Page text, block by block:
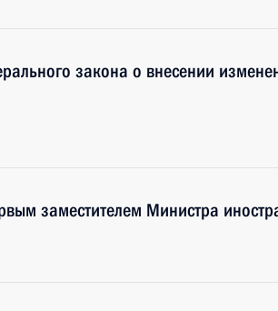
закона о внесении
заместителем Министра